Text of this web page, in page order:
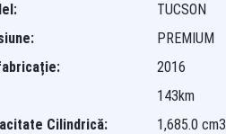
TUCSON
PREMIUM
2016
143km
Cilindrică:
1,685.0 cm3